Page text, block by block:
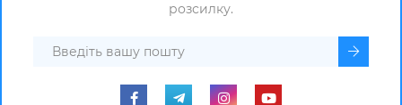
розсилку.